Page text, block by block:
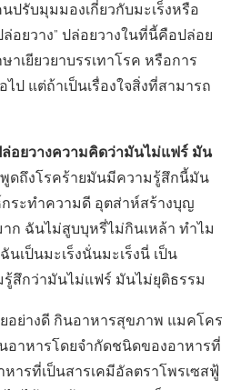
ปรับมุมมองเกี่ยวกับมะเร็งหรือ
ล่อยวาง” ปล่อยวางในที่นี้คือปล่อย
าเยียวยาบรรเทาโรค หรือการ
ป แต่ถ้าเป็นเรื่องใจสิ่งที่สามารถ
อยวางความคิดว่ามันไม่แฟร์ มัน
ดถึงโรคร้ายมันมีความรู้สึกนี้มัน
ระทำความดี อุตส่าห์สร้างบุญ
ก ฉันไม่สูบบุหรี่ไม่กินเหล้า ทำไม
เป็นมะเร็งนั่นมะเร็งนี่ เป็น
สึกว่ามันไม่แฟร์ มันไม่ยุติธรรม
อย่างดี กินอาหารสุขภาพ แมคโคร
อาหารโดยจำกัดชนิดของอาหารที่
ารที่เป็นสารเคมีอัลตราโพรเซสฟู้